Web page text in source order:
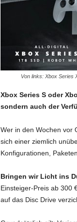
Von links: Xbox Series
Xbox Series S oder
sondern auch der
Wer in den Wochen vor
sich einer ziemlich
Konfigurationen,
Bringen wir Licht ins
Einsteiger-Preis ab 300
auf das Disc Drive